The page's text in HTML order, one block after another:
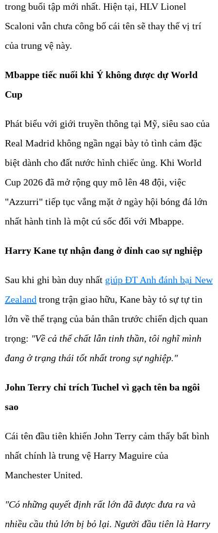
trong buổi tập mới nhất. Hiện tại, HLV Lionel
Scaloni vẫn chưa công bố cái tên sẽ thay thế vị trí
của trung vệ này.
Mbappe tiếc nuối khi Ý không được dự World
Cup
Phát biểu với giới truyền thông tại Mỹ, siêu sao của
Real Madrid không ngần ngại bày tỏ tình cảm đặc
biệt dành cho đất nước hình chiếc ủng. Khi World
Cup 2026 đã mở rộng quy mô lên 48 đội, việc
"Azzurri" tiếp tục vắng mặt ở ngày hội bóng đá lớn
nhất hành tinh là một cú sốc đối với Mbappe.
Harry Kane tự nhận đang ở đỉnh cao sự nghiệp
Sau khi ghi bàn duy nhất giúp ĐT Anh đánh bại New
Zealand trong trận giao hữu, Kane bày tỏ sự tự tin
lớn về thể trạng của bản thân trước chiến dịch quan
trọng: "Về cả thể chất lẫn tinh thần, tôi nghĩ mình
đang ở trạng thái tốt nhất trong sự nghiệp."
John Terry chỉ trích Tuchel vì gạch tên ba ngôi
sao
Cái tên đầu tiên khiến John Terry cảm thấy bất bình
nhất chính là trung vệ Harry Maguire của
Manchester United.
"Có những quyết định rất lớn đã được đưa ra và
nhiều cầu thủ lớn bị bỏ lại. Người đầu tiên là Harry